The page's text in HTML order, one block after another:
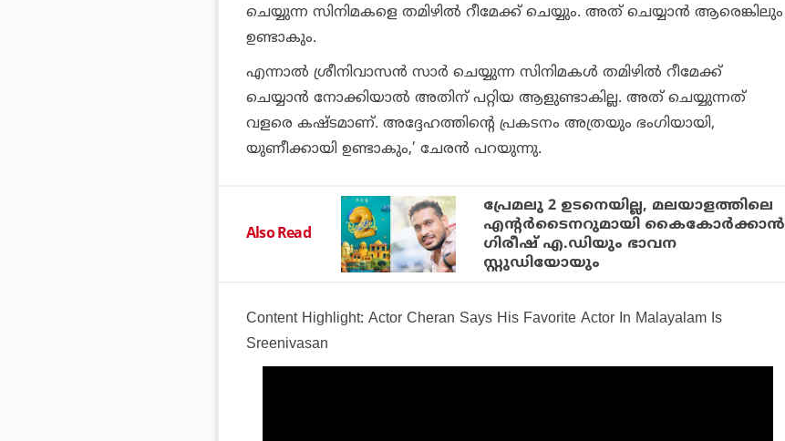
ചെയ്യുന്ന സിനിമകളെ തമിഴില്‍ റീമേക്ക് ചെയ്യും. അത് ചെയ്യാന്‍ ആരെങ്കിലും
ഉണ്ടാകും.
എന്നാല്‍ ശ്രീനിവാസന്‍ സാര്‍ ചെയ്യുന്ന സിനിമകള്‍ തമിഴില്‍ റീമേക്ക്
ചെയ്യാന്‍ നോക്കിയാല്‍ അതിന് പറ്റിയ ആളുണ്ടാകില്ല. അത് ചെയ്യുന്നത്
വളരെ കഷ്ടമാണ്. അദ്ദേഹത്തിന്റെ പ്രകടനം അത്രയും ഭംഗിയായി,
യുണീക്കായി ഉണ്ടാകും,’ ചേരന്‍ പറയുന്നു.
Also Read
പ്രേമലു 2 ഉടനെയില്ല, മലയാളത്തിലെ
എന്റര്‍ടൈനറുമായി കൈകോര്‍ക്കാന്‍
ഗിരീഷ് എ.ഡിയും ഭാവന
സ്റ്റുഡിയോയും
Content Highlight: Actor Cheran Says His Favorite Actor In Malayalam Is
Sreenivasan